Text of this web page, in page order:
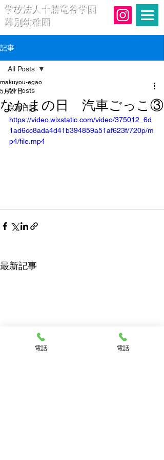
学校法人十勝竜谷学園
幕別幼稚園
記事
All Posts
保育日記
All Posts
なかまの日 汽車ごっこ③
makuyou-egao
5月27日
https://video.wixstatic.com/video/375012_6d
1ad6cc8ada4d41b394859a51af623f/720p/m
p4/file.mp4
最新記事
電話 電話